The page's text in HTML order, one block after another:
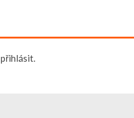
přihlásit.